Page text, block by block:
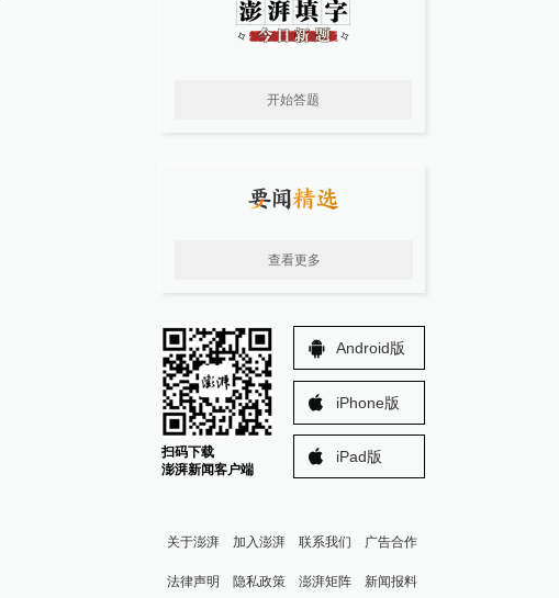
开始答题
查看更多
扫码下载
澎湃新闻客户端
Android版
iPhone版
iPad版
关于澎湃 加入澎湃 联系我们 广告合作
法律声明 隐私政策 澎湃矩阵 新闻报料